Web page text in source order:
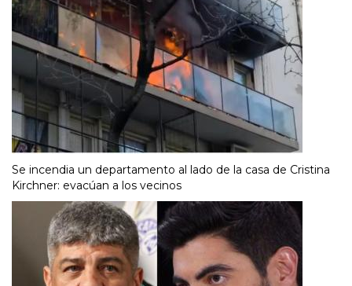
Se incendia un departamento al lado de la casa de Cristina
Kirchner: evacúan a los vecinos